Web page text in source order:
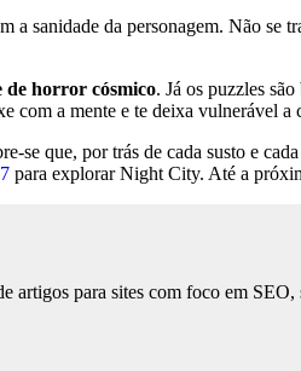
sanidade da personagem. Não se
de horror cósmico. Já os puzzles
com a mente e te deixa vulnerável a
se que, por trás de cada susto e
para explorar Night City. Até a
artigos para sites com foco em